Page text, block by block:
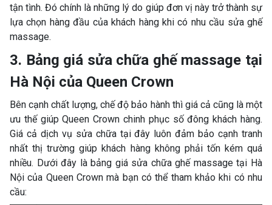
tận tình. Đó chính là những lý do giúp đơn vị này trở thành sự
lựa chọn hàng đầu của khách hàng khi có nhu cầu sửa ghế
massage.
3. Bảng giá sửa chữa ghế massage tại
Hà Nội của Queen Crown
Bên cạnh chất lượng, chế độ bảo hành thì giá cả cũng là một
ưu thế giúp Queen Crown chinh phục số đông khách hàng.
Giá cả dịch vụ sửa chữa tại đây luôn đảm bảo cạnh tranh
nhất thị trường giúp khách hàng không phải tốn kém quá
nhiều. Dưới đây là bảng giá sửa chữa ghế massage tại Hà
Nội của Queen Crown mà bạn có thể tham khảo khi có nhu
cầu: